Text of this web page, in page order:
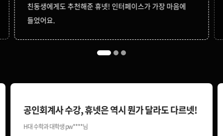
비영리조직회계(영문)
150,000원
세무회계Ⅰ 119,000원
친동생에게도 추천해준 휴넷! 인터페이스가 가장 마음에
들었어요.
공인회계사 수강, 휴넷은 역시 뭔가 달라도 다르넷!
H대 수학과 대학생 pw****님